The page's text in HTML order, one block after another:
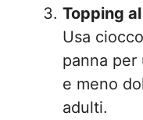
Topping
Usa
panna per
e meno
adulti.